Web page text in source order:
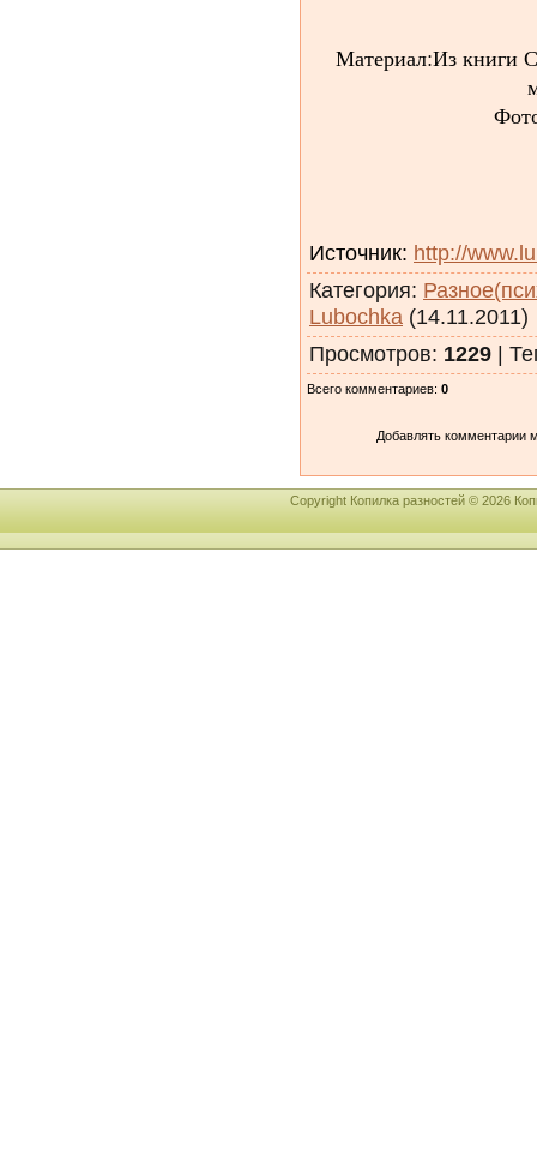
Материал:Из книги
Источник: http://
Категория:
Lubochka (14.11.2011)
Просмотров: 1229 |
Всего комментариев: 0
Добавлять комментарии
Copyright Копилка разностей © 2026